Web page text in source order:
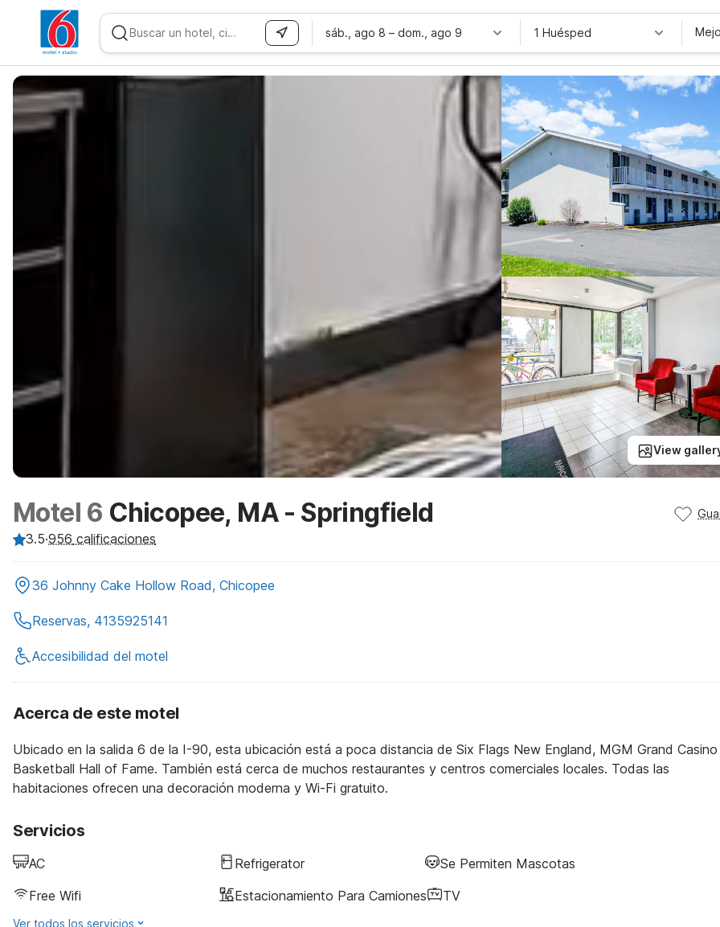
sáb., ago 8 – dom., ago 9 1 Huésped
View
Motel 6 Chicopee, MA - Springfield
3.5·956 calificaciones
36 Johnny Cake Hollow Road, Chicopee
Reservas, 4135925141
Accesibilidad del motel
Acerca de este motel
Ubicado en la salida 6 de la I-90, esta ubicación está a poca distancia de Six Flags New England, MGM Grand
Basketball Hall of Fame. También está cerca de muchos restaurantes y centros comerciales locales. Todas las
habitaciones ofrecen una decoración moderna y Wi-Fi gratuito.
Servicios
AC Refrigerator
Se Permiten Mascotas
Free Wifi
Estacionamiento Para Camiones TV
Ver todos los servicios